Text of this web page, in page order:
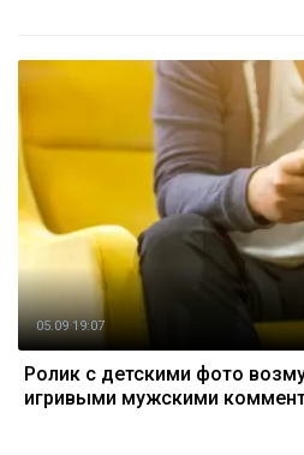
05.09 19:07
Ролик с детскими фото
игривыми мужскими